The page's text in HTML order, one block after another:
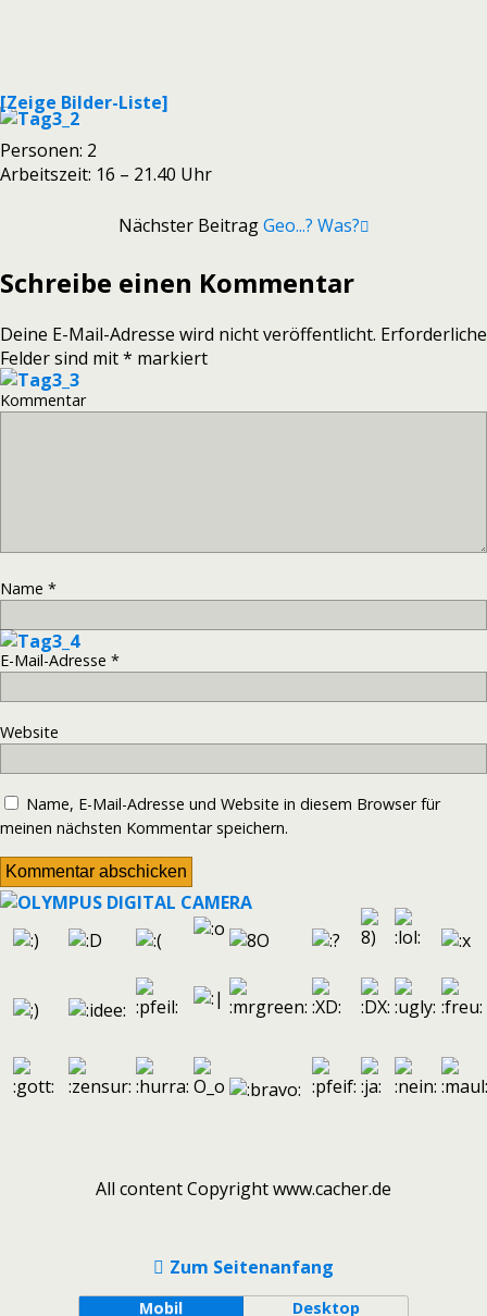
[Zeige Bilder-Liste]
Personen: 2
Arbeitszeit: 16 – 21.40 Uhr
Nächster BeitragGeo...? Was?
Schreibe einen Kommentar
Deine E-Mail-Adresse wird nicht veröffentlicht. Erforderliche
Felder sind mit* markiert
Kommentar
Name *
E-Mail-Adresse *
Website
Name, E-Mail-Adresse und Website in diesem Browser für
meinen nächsten Kommentar speichern.
All content Copyright www.cacher.de
Zum Seitenanfang
Mobil Desktop